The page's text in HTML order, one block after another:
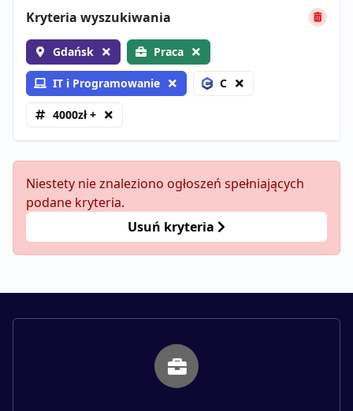
Kryteria wyszukiwania
Gdańsk Praca
IT i Programowanie C
4000zł +
Niestety nie znaleziono ogłoszeń spełniających
podane kryteria.
Usuń kryteria